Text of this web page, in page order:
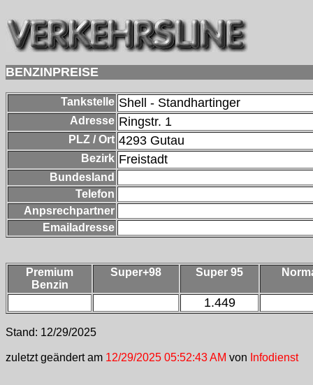
BENZINPREISE
Tankstelle Shell - Standhartinger
Adresse Ringstr. 1
PLZ / Ort 4293 Gutau
Bezirk Freistadt
Bundesland
Telefon
Anpsrechpartner
Emailadresse
Premium
Benzin
Super+98 Super 95
1.449
Stand: 12/29/2025
zuletzt geändert am 12/29/2025 05:52:43 AM von Infodienst